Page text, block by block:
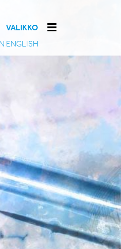
ENGLISH
VALIKKO